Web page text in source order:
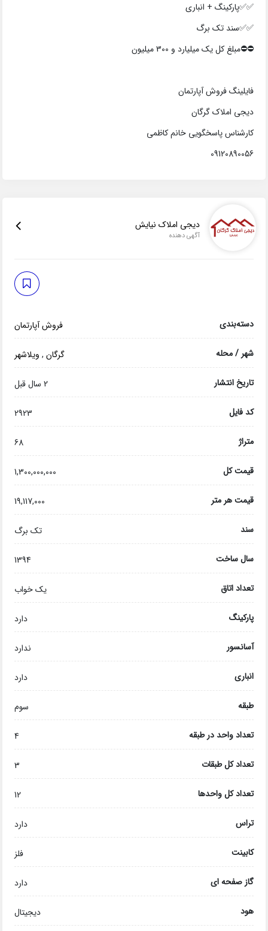
✅✅پارکینگ + انباری
✅✅سند تک برگ
⛔⛔️مبلغ کل یک میلیارد و 300 میلیون
فایلینگ فروش آپارتمان
دیجی املاک گرگان
کارشناس پاسخگویی خانم کاظمی
09120890056
دیجی املاک نیایش
آگهی دهنده
دسته‌بندی فروش آپارتمان
شهر / محله گرگان, ویلاشهر
تاریخ انتشار 2 سال قبل
کد فایل 2923
متراژ 68
قیمت کل 1,300,000,000
قیمت هر متر 19,117,000
سند تک برگ
سال ساخت 1394
تعداد اتاق یک خواب
پارکینگ دارد
آسانسور ندارد
انباری دارد
طبقه سوم
تعداد واحد در طبقه 4
تعداد کل طبقات 3
تعداد کل واحدها 12
تراس دارد
کابینت فلز
گاز صفحه ای دارد
هود دیجیتال